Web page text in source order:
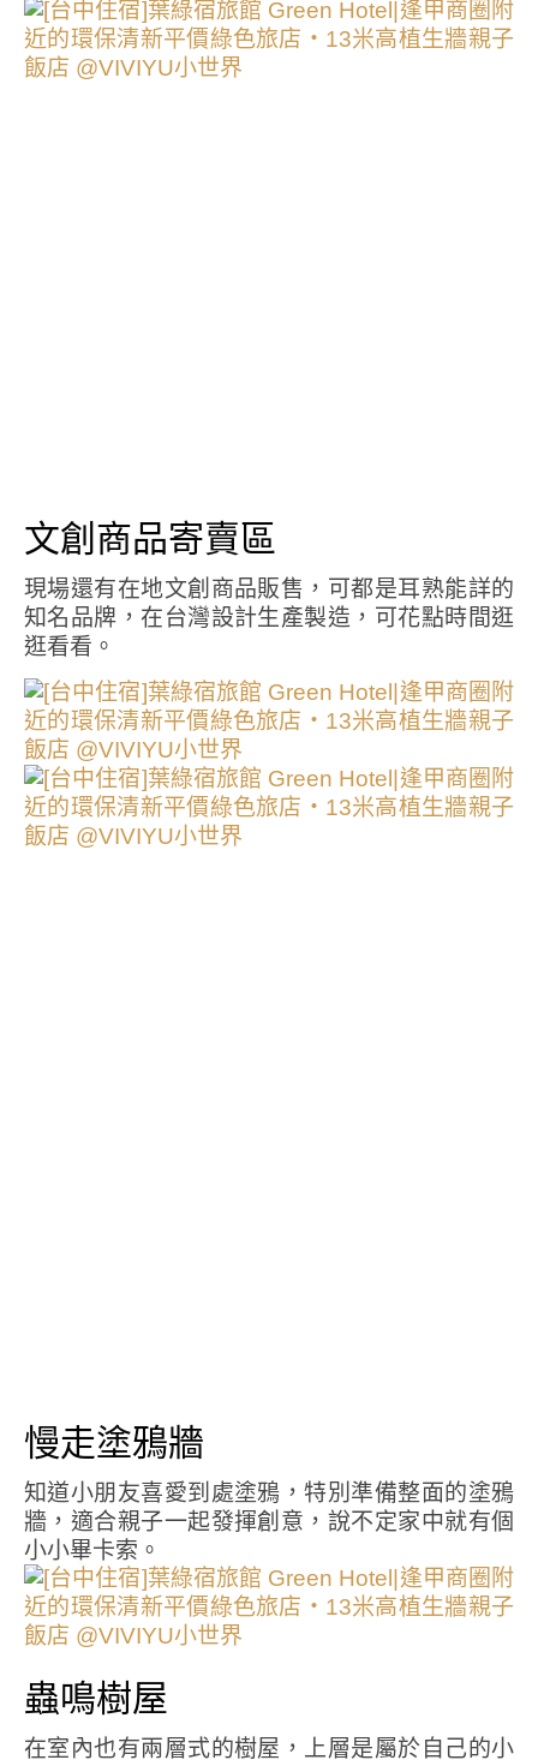
文創商品寄賣區
現場還有在地文創商品販售，可都是耳熟能詳的
知名品牌，在台灣設計生產製造，可花點時間逛
逛看看。
慢走塗鴉牆
知道小朋友喜愛到處塗鴉，特別準備整面的塗鴉
牆，適合親子一起發揮創意，說不定家中就有個
小小畢卡索。
蟲鳴樹屋
在室內也有兩層式的樹屋，上層是屬於自己的小